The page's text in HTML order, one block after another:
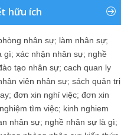
hữu ích
nhân sự; làm nhân sự;
gì; xác nhận nhân sự; nghề
tạo nhân sự; cach quan ly
viên nhân sự; sách quản trị
; đơn xin nghỉ việc; đơn xin
tìm việc; kinh nghiem
nhân sự; nghề nhân sự là gì;